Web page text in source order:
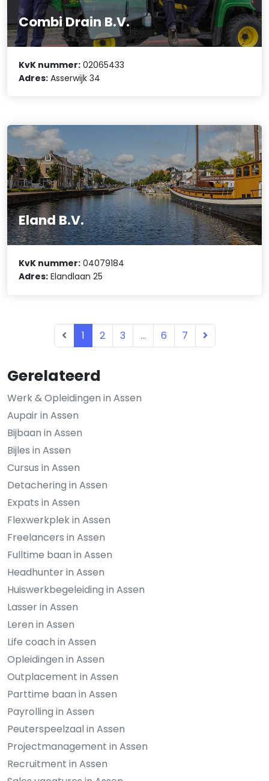
Gerelateerd
Werk & Opleidingen in Assen
Aupair in Assen
Bijbaan in Assen
Bijles in Assen
Cursus in Assen
Detachering in Assen
Expats in Assen
Flexwerkplek in Assen
Freelancers in Assen
Fulltime baan in Assen
Headhunter in Assen
Huiswerkbegeleiding in Assen
Lasser in Assen
Leren in Assen
Life coach in Assen
Opleidingen in Assen
Outplacement in Assen
Parttime baan in Assen
Payrolling in Assen
Peuterspeelzaal in Assen
Projectmanagement in Assen
Recruitment in Assen
Combi Drain B.V.
KvK nummer: 02065433
Adres: Asserwijk 34
Eland B.V.
KvK nummer: 04079184
Adres: Elandlaan 25
1 2 3 ... 6 7